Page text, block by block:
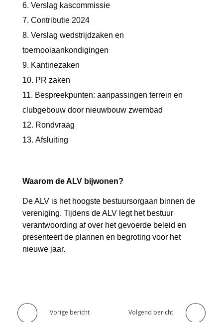
Verslag kascommissie
Contributie 2024
Verslag wedstrijdzaken en
toernooiaankondigingen
Kantinezaken
PR zaken
Bespreekpunten: aanpassingen terrein en
clubgebouw door nieuwbouw zwembad
Rondvraag
Afsluiting
Waarom de ALV bijwonen?
De ALV is het hoogste bestuursorgaan binnen de
vereniging. Tijdens de ALV legt het bestuur
verantwoording af over het gevoerde beleid en
presenteert de plannen en begroting voor het
nieuwe jaar.
Vorige bericht Volgend bericht